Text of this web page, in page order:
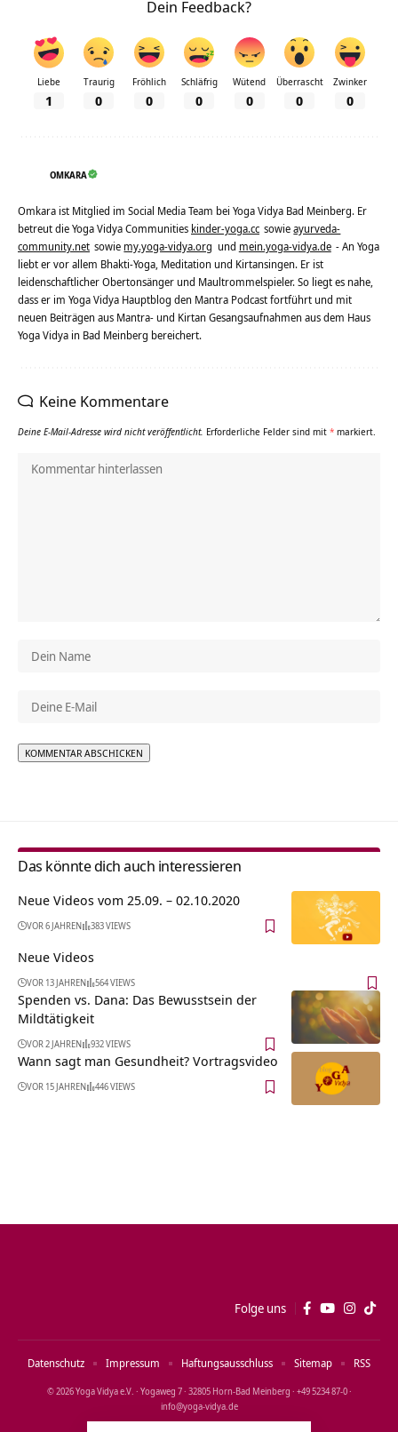
Dein Feedback?
Liebe
1
Traurig
0
Fröhlich
0
Schläfrig
0
Wütend
0
Überrascht
0
Zwinker
0
OMKARA
Omkara ist Mitglied im Social Media Team bei Yoga Vidya Bad Meinberg. Er
betreut die Yoga Vidya Communities kinder-yoga.cc sowieayurveda-
community.net sowie my.yoga-vidya.org und mein.yoga-vidya.de - An Yoga
liebt er vor allem Bhakti-Yoga, Meditation und Kirtansingen. Er ist
leidenschaftlicher Obertonsänger und Maultrommelspieler. So liegt es nahe,
dass er im Yoga Vidya Hauptblog den Mantra Podcast fortführt und mit
neuen Beiträgen aus Mantra- und Kirtan Gesangsaufnahmen aus dem Haus
Yoga Vidya in Bad Meinberg bereichert.
Keine Kommentare
Deine E-Mail-Adresse wird nicht veröffentlicht. Erforderliche Felder sind mit * markiert.
Das könnte dich auch interessieren
Neue Videos vom 25.09. – 02.10.2020
VOR 6 JAHREN 383 VIEWS
Neue Videos
VOR 13 JAHREN 564 VIEWS
Spenden vs. Dana: Das Bewusstsein der
Mildtätigkeit
VOR 2 JAHREN 932 VIEWS
Wann sagt man Gesundheit? Vortragsvideo
VOR 15 JAHREN 446 VIEWS
Folge uns
© 2026 Yoga Vidya e.V. · Yogaweg 7 · 32805 Horn‑Bad Meinberg · +49 5234 87‑0 ·
info@yoga‑vidya.de
Datenschutz Impressum Haftungsausschluss Sitemap RSS